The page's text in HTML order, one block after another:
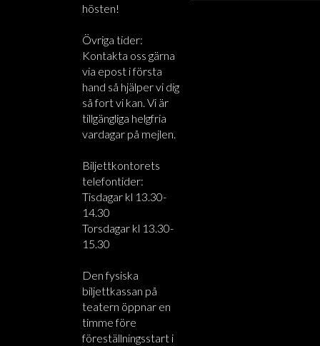
hösten!
Övriga tider:
Kontakta oss gärna
via epost i första
hand så hjälper vi dig
så fort vi kan. Vi är
tillgängliga helgfria
vardagar på mejlen.
Biljettkontorets
telefontider:
Tisdagar kl 13.30-
14.30
Torsdagar kl 13.30-
15.30
Den fysiska
biljettkassan på
teatern öppnar en
timme före
föreställningsstart i